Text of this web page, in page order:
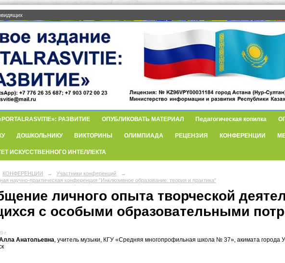
РАЗВИТИЕ ОПУБЛИКОВАТЬ МАТЕРИАЛ Педагогическая копилка
ДОШКОЛЬНИКУ ВИКТОРИНЫ ОЛИМПИАДА РЕЦЕНЗИЯ КОНФЕРЕНЦИИ
ИСКУССТВЕННОГО ИНТЕЛЛЕКТА
КОНФЕРЕНЦИИ → Участники конференций
→
научно-практическая конференция "Инклюзивное образование: теория и практика"
личного опыта творческой
с особыми образовательными
г.
Анатольевна , учитель музыки, КГУ «Средняя многопрофильная школа № 37», акимата города